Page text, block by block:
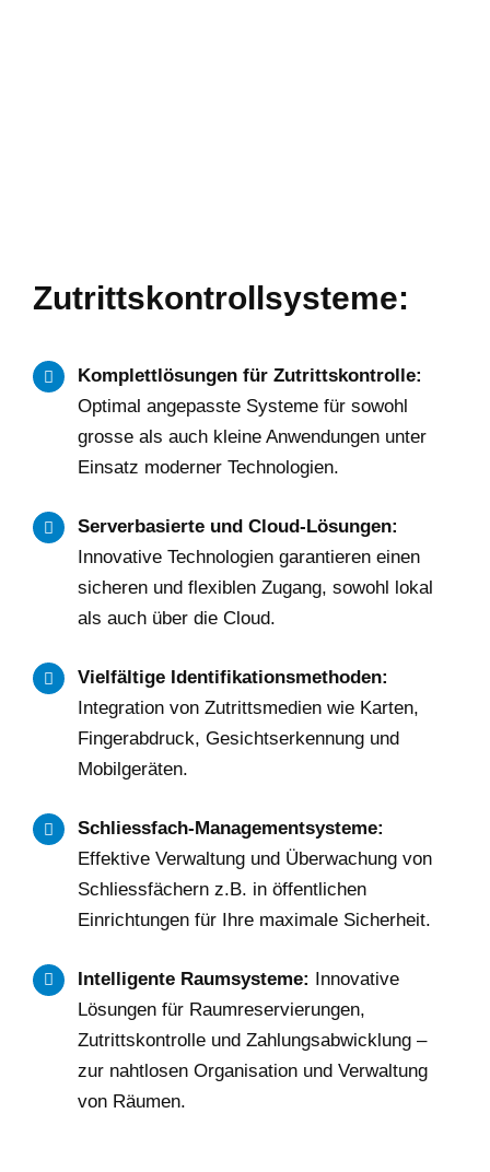
Zutrittskontrollsysteme:
Komplettlösungen für Zutrittskontrolle:
Optimal angepasste Systeme für sowohl
grosse als auch kleine Anwendungen unter
Einsatz moderner Technologien.
Serverbasierte und Cloud-Lösungen:
Innovative Technologien garantieren einen
sicheren und flexiblen Zugang, sowohl lokal
als auch über die Cloud.
Vielfältige Identifikationsmethoden:
Integration von Zutrittsmedien wie Karten,
Fingerabdruck, Gesichtserkennung und
Mobilgeräten.
Schliessfach-Managementsysteme:
Effektive Verwaltung und Überwachung von
Schliessfächern z.B. in öffentlichen
Einrichtungen für Ihre maximale Sicherheit.
Intelligente Raumsysteme: Innovative
Lösungen für Raumreservierungen,
Zutrittskontrolle und Zahlungsabwicklung –
zur nahtlosen Organisation und Verwaltung
von Räumen.